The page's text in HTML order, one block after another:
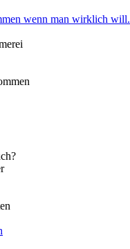
wenn man wirklich will.